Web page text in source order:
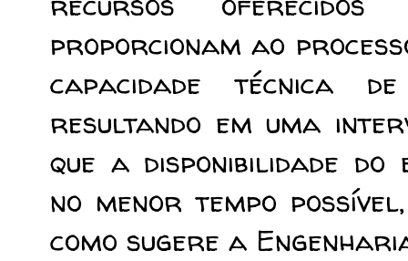
proporcionam ao
capacidade técnica
resultando em uma
que a disponibilidade do
no menor tempo
como sugere a